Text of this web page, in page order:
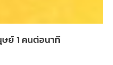
ษย์ 1 คนต่อนาที